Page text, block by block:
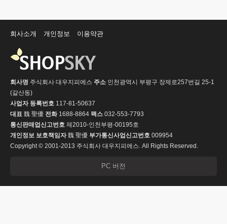
회사소개 개인정보 이용약관
회사명 주식회사 대우지피에스 주소 인천광역시 부평구 장제로257번길 25-1
(갈산동)
사업자 등록번호 117-81-50637
대표 魏 聖優 전화1688-8864 팩스 032-553-7793
통신판매업신고번호 제2010-인천부평-00195호
개인정보 보호책임자魏 聖優 부가통신사업신고번호 009954
Copyright © 2001-2013 주식회사 대우지피에스. All Rights Reserved.
PC 버전